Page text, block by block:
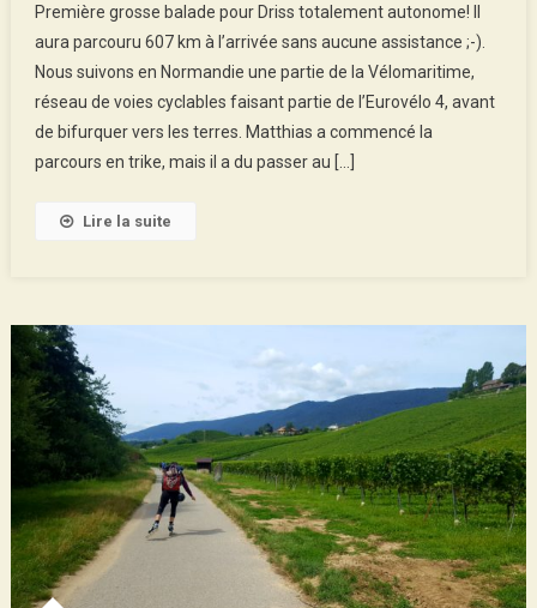
Cherbourg
To
Montreuil,
Family
Trip!
Première grosse balade pour Driss totalement autonome! Il
aura parcouru 607 km à l’arrivée sans aucune assistance ;-).
Nous suivons en Normandie une partie de la Vélomaritime,
réseau de voies cyclables faisant partie de l’Eurovélo 4, avant
de bifurquer vers les terres. Matthias a commencé la
parcours en trike, mais il a du passer au […]
Lire la suite